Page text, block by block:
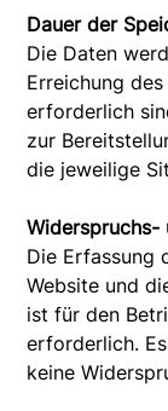
Dauer der
Die Daten
Erreichung
erforderlich
zur
die jeweilige
Widerspruchs-
Die Erfassung
Website und
ist für den
erforderlich.
keine